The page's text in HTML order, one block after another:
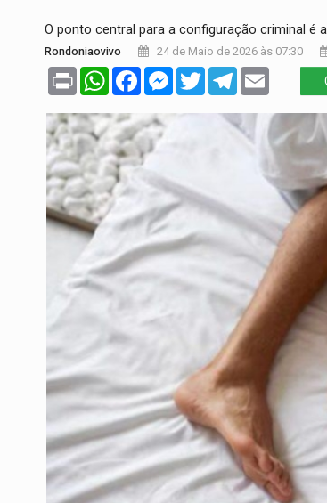
O ponto central para a configuração criminal
Rondoniaovivo 24 de Maio de 2026 às 07:30
Print WhatsAppFacebookMessenger
TwitterTelegram